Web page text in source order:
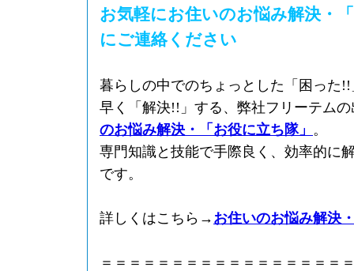
お気軽にお住いのお悩み解決・
にご連絡ください
暮らしの中でのちょっとした「困った
早く「解決!!」する、弊社フリーテム
のお悩み解決・「お役に立ち隊」 。
専門知識と技能で手際良く、効率的に
です。
詳しくはこちら→ お住いのお悩み解決
＝＝＝＝＝＝＝＝＝＝＝＝＝＝＝＝＝